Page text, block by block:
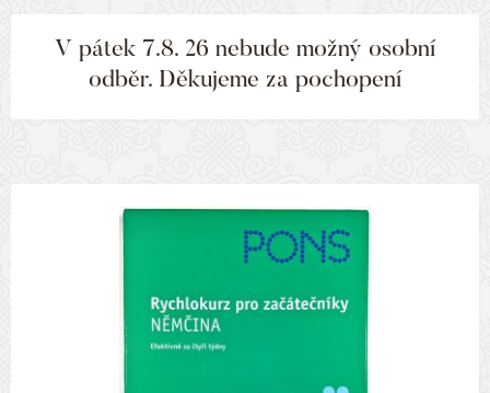
V pátek 7.8. 26 nebude možný osobní
odběr. Děkujeme za pochopení